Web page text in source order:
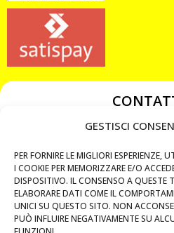
GESTISCI
PER FORNIRE LE MIGLIORI
I COOKIE PER MEMORIZZARE E/O
DISPOSITIVO. IL CONSENSO A QUESTE
ELABORARE DATI COME IL
UNICI SU QUESTO SITO. NON
PUÒ INFLUIRE NEGATIVAMENTE SU
349 3863811
Privacy Policy